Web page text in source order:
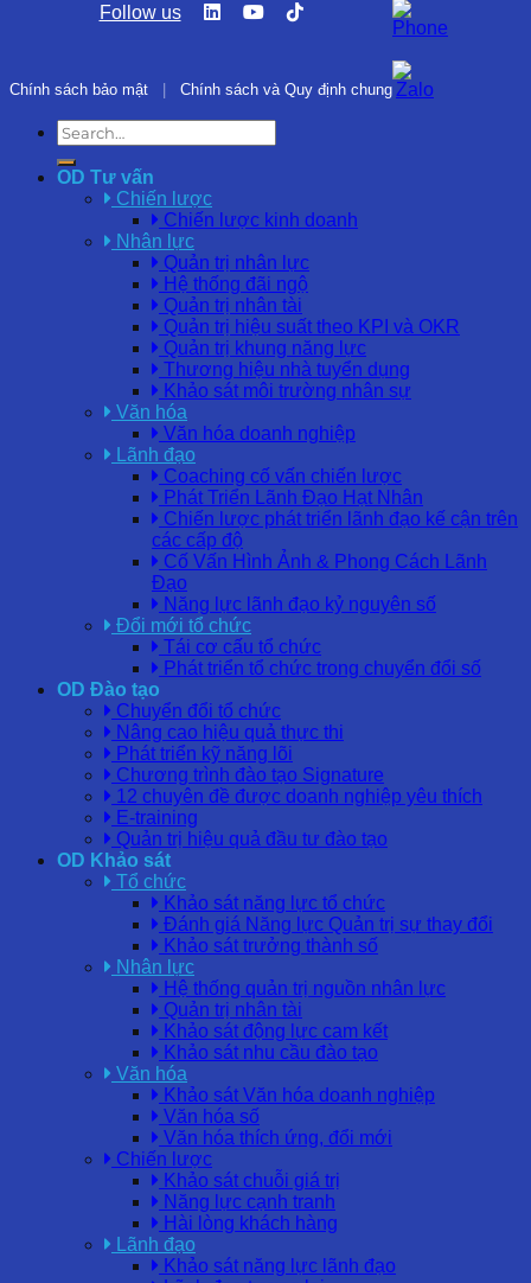
Follow us
Chính sách bảo mật Chính sách và Quy định chung
OD Tư vấn
Chiến lược
Chiến lược kinh doanh
Nhân lực
Quản trị nhân lực
Hệ thống đãi ngộ
Quản trị nhân tài
Quản trị hiệu suất theo KPI và OKR
Quản trị khung năng lực
Thương hiệu nhà tuyển dụng
Khảo sát môi trường nhân sự
Văn hóa
Văn hóa doanh nghiệp
Lãnh đạo
Coaching cố vấn chiến lược
Phát Triển Lãnh Đạo Hạt Nhân
Chiến lược phát triển lãnh đạo kế cận trên
các cấp độ
Cố Vấn Hình Ảnh & Phong Cách Lãnh
Đạo
Năng lực lãnh đạo kỷ nguyên số
Đổi mới tổ chức
Tái cơ cấu tổ chức
Phát triển tổ chức trong chuyển đổi số
OD Đào tạo
Chuyển đổi tổ chức
Nâng cao hiệu quả thực thi
Phát triển kỹ năng lõi
Chương trình đào tạo Signature
12 chuyên đề được doanh nghiệp yêu thích
E-training
Quản trị hiệu quả đầu tư đào tạo
OD Khảo sát
Tổ chức
Khảo sát năng lực tổ chức
Đánh giá Năng lực Quản trị sự thay đổi
Khảo sát trưởng thành số
Nhân lực
Hệ thống quản trị nguồn nhân lực
Quản trị nhân tài
Khảo sát động lực cam kết
Khảo sát nhu cầu đào tạo
Văn hóa
Khảo sát Văn hóa doanh nghiệp
Văn hóa số
Văn hóa thích ứng, đổi mới
Chiến lược
Khảo sát chuỗi giá trị
Năng lực cạnh tranh
Hài lòng khách hàng
Lãnh đạo
Khảo sát năng lực lãnh đạo